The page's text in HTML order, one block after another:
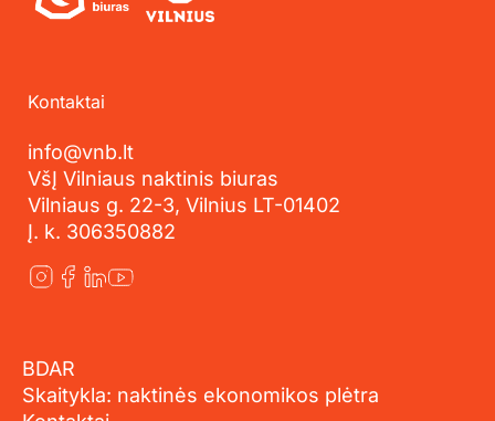
Kontaktai
info@vnb.lt
VšĮ Vilniaus naktinis biuras
Vilniaus g. 22-3, Vilnius LT-01402
Į. k. 306350882
BDAR
Skaitykla: naktinės ekonomikos plėtra